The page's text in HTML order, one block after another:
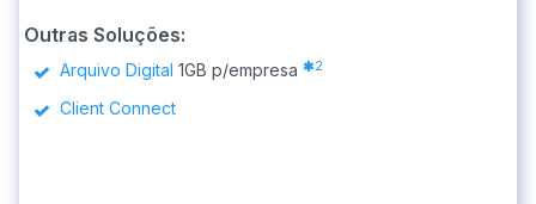
Outras Soluções:
Arquivo Digital 1GB p/empresa 2
Client Connect